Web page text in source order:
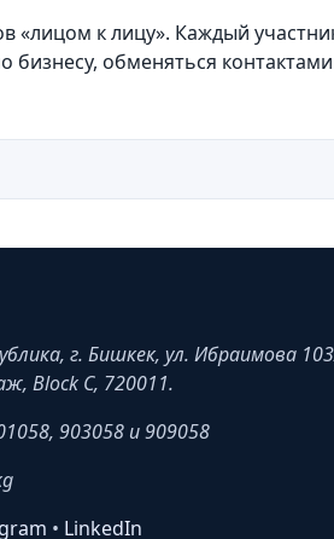
к лицу». Каждый
обменяться
г. Бишкек, ул. Ибраимова
Block C, 720011.
903058 и 909058
• LinkedIn